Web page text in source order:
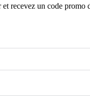
recevez un code promo